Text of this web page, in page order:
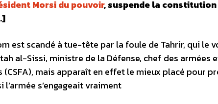
Morsi du pouvoir, suspende la
est scandé à tue-tête par la foule de Tahrir, qui le
al-Sissi, ministre de la Défense, chef des armées
mais apparaît en effet le mieux placé pour
s’engageait vraiment